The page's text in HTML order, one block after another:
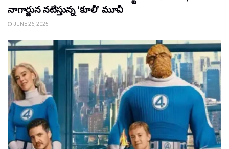
నాగార్జున నటిస్తున్న ‘కూలీ’ మూవీ
JUNE 26, 2025